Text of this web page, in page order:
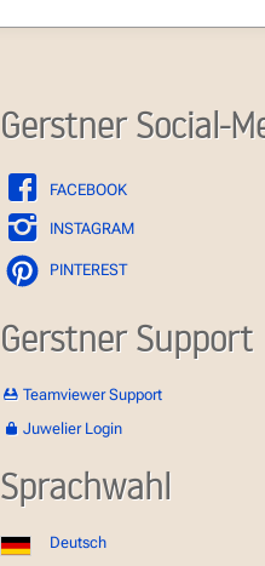
Gerstner Social-
FACEBOOK
INSTAGRAM
PINTEREST
Gerstner Support
Teamviewer Support
Juwelier Login
Sprachwahl
Deutsch